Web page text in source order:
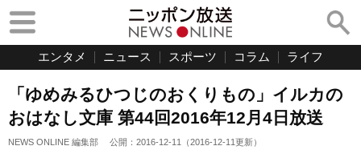
エンタメ ニュース スポーツ コラム ライフ
「ゆめみるひつじのおくりもの」イルカの
おはなし文庫 第44回2016年12月4日放送
NEWS ONLINE 編集部 公開： 2016-12-11 （2016-12-11更新）